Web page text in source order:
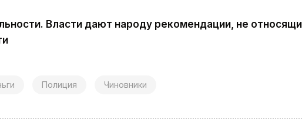
Власти дают народу рекомендации, не
Полиция Чиновники